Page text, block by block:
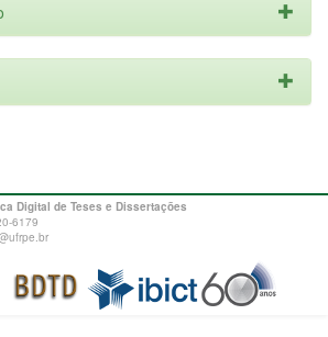
Digital de Teses e Dissertações
6179